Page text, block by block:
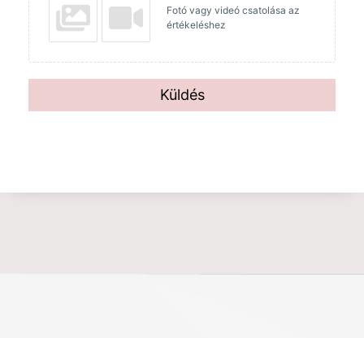
Fotó vagy videó csatolása az
értékeléshez
Küldés